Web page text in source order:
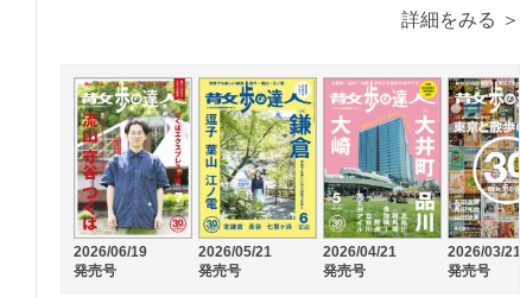
詳細をみる ＞
2026/06/19
発売号
2026/05/21
発売号
2026/04/21
発売号
2026/03/21
発売号